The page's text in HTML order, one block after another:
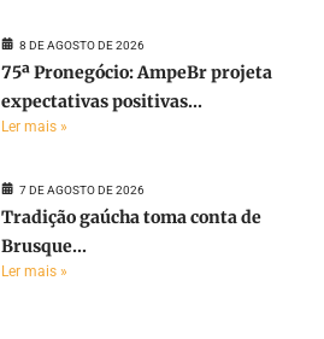
8 DE AGOSTO DE 2026
75ª Pronegócio: AmpeBr projeta
expectativas positivas...
Ler mais »
7 DE AGOSTO DE 2026
Tradição gaúcha toma conta de
Brusque...
Ler mais »